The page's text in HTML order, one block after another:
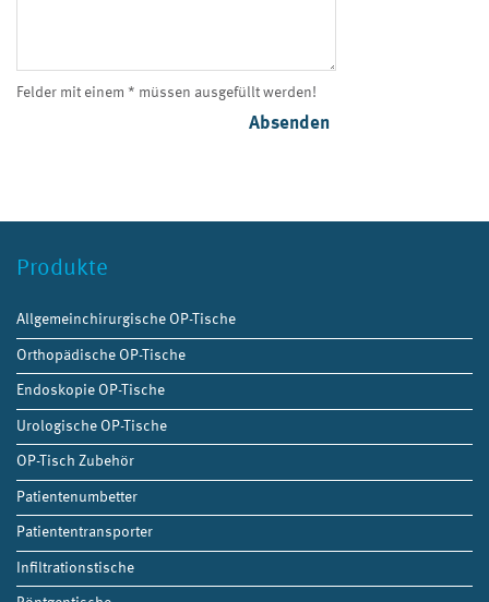
Felder mit einem * müssen ausgefüllt werden!
Produkte
Allgemeinchirurgische OP-Tische
Orthopädische OP-Tische
Endoskopie OP-Tische
Urologische OP-Tische
OP-Tisch Zubehör
Patientenumbetter
Patiententransporter
Infiltrationstische